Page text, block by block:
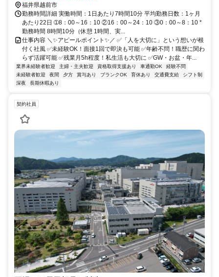
福井県越前市
勤務時間詳細 実働時間：1日あたり7時間10分 平均勤務日数：1ヶ月
あたり22日 ➀8：00～16：10 ②16：00～24：10 ③0：00～8：10 *
勤務時間 8時間10分（休憩 1時間、実...
仕事内容 ＼✨アピールポイント✨／ ✅「人を大切に」という想いが根
付く社風 ✅未経験OK！面接1回で即決も可能 ✅年齢不問！職歴に関わ
らず活躍可能 ✅残業月5h程度！私生活も大切に ✅GW・お盆・年...
業界未経験者歓迎 主婦・主夫歓迎 資格取得支援あり 車通勤OK
経験不問
未経験者歓迎
夜間 夕方 賞与あり ブランクOK 育休あり 交通費支給
シフト制
深夜
長期休暇あり
契約社員